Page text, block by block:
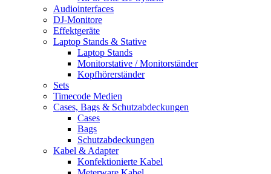
Audiointerfaces
DJ-Monitore
Effektgeräte
Laptop Stands & Stative
Laptop Stands
Monitorstative / Monitorständer
Kopfhörerständer
Sets
Timecode Medien
Cases, Bags & Schutzabdeckungen
Cases
Bags
Schutzabdeckungen
Kabel & Adapter
Konfektionierte Kabel